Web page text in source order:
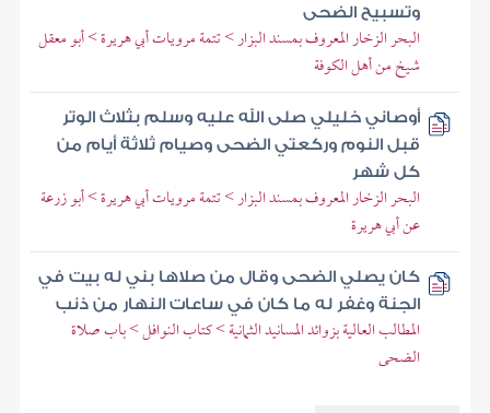
وتسبيح الضحى
البحر الزخار المعروف بمسند البزار > تتمة مرويات أبي هريرة > أبو معقل
شيخ من أهل الكوفة
أوصاني خليلي صلى الله عليه وسلم بثلاث الوتر
قبل النوم وركعتي الضحى وصيام ثلاثة أيام من
كل شهر
البحر الزخار المعروف بمسند البزار > تتمة مرويات أبي هريرة > أبو زرعة
عن أبي هريرة
كان يصلي الضحى وقال من صلاها بني له بيت في
الجنة وغفر له ما كان في ساعات النهار من ذنب
المطالب العالية بزوائد المسانيد الثمانية > كتاب النوافل > باب صلاة
الضحى